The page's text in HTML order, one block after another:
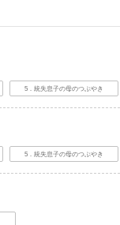
5．統失息子の母のつぶやき
5．統失息子の母のつぶやき